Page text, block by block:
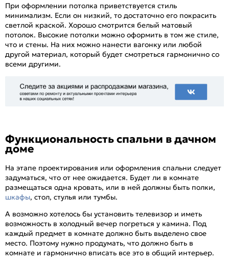
При оформлении потолка приветствуется стиль
минимализм. Если он низкий, то достаточно его покрасить
светлой краской. Хорошо смотрится белый матовый
потолок. Высокие потолки можно оформить в том же стиле,
что и стены. На них можно нанести вагонку или любой
другой материал, который будет смотреться гармонично со
всеми другими.
Функциональность спальни в дачном
доме
На этапе проектирования или оформления спальни следует
задуматься, что от нее ожидается. Будет ли в комнате
размещаться одна кровать, или в ней должны быть полки,
шкафы, стол, стулья или тумбы.
А возможно хотелось бы установить телевизор и иметь
возможность в холодный вечер погреться у камина. Под
каждый предмет в комнате должно быть выделено свое
место. Поэтому нужно продумать, что должно быть в
комнате и гармонично вписать все это в общий интерьер.